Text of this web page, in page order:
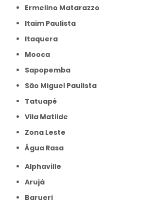
Ermelino Matarazzo
Itaim Paulista
Itaquera
Mooca
Sapopemba
São Miguel Paulista
Tatuapé
Vila Matilde
Zona Leste
Água Rasa
Alphaville
Arujá
Barueri